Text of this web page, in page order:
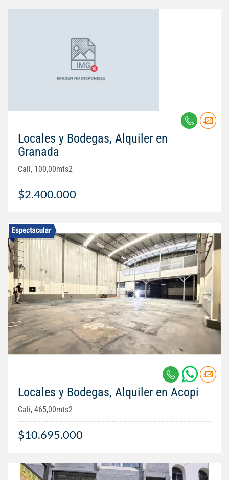
Locales y Bodegas, Alquiler en
Granada
Cali, 100,00mts2
$2.400.000
Locales y Bodegas, Alquiler en Acopi
Cali, 465,00mts2
$10.695.000